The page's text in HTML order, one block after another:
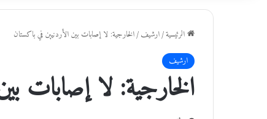
الرئيسية/ارشيف/الخارجية: لا إصابات بين الأردنيين في باكستان
ارشيف
الخارجية: لا إصابات